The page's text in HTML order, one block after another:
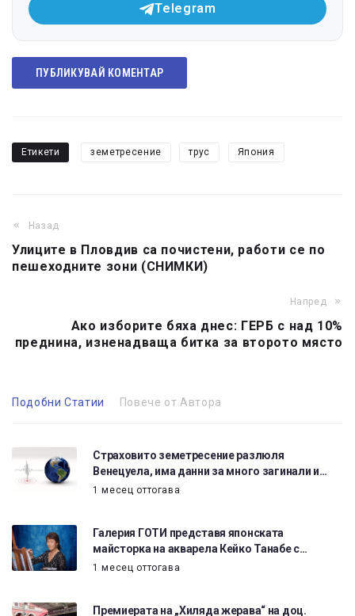
Telegram
ПУБЛИКУВАЙ КОМЕНТАР
Етикети земетресение трус Япония
Назад
Улиците в Пловдив са почистени, работи се по
пешеходните зони (СНИМКИ)
Напред
Ако изборите бяха днес: ГЕРБ с над 10%
преднина, изненадваща битка за второто място
Подобни Статии Повече от Автора
Страховито земетресение разлюля
Венецуела, има данни за много загинали и…
1 месец оттогава
Галерия ГОТИ представя японската
майсторка на акварела Кейко Танабе с…
1 месец оттогава
Премиерата на „Хиляда жерава“ на доц.